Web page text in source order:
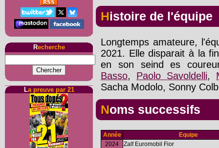
Recherche
La preuve par 21
Histoire de l'équipe
Longtemps amateure,
2021. Elle disparait à la
en son seind es
Basso, Paolo Savoldelli,
Sacha Modolo, Sonny
Noms successifs
Année
Equipe
2024
Zalf Euromobil Fior